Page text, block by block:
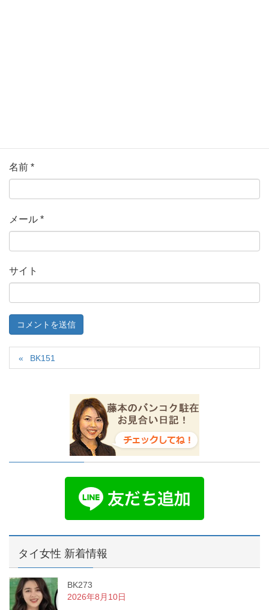
名前 *
メール *
サイト
BK151
タイ女性 新着情報
BK273
2026年8月10日